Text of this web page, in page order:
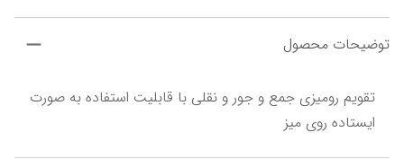
توضیحات محصول
ایستاده روی میز